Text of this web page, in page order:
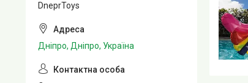
DneprToys
Дніпро, Дніпро, Україна